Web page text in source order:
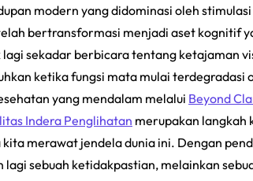
modern yang didominasi oleh
bertransformasi menjadi aset kognitif
sekadar berbicara tentang ketajaman
ketika fungsi mata mulai terdegradasi
yang mendalam melalui Beyond
Indera Penglihatan merupakan langkah
merawat jendela dunia ini. Dengan
lagi sebuah ketidakpastian, melainkan